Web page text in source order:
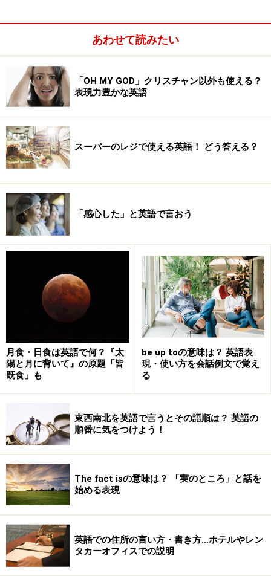
あわせて読みたい
「OH MY GOD」クリスチャン以外も使える？
表現力豊かな英語
スーパーのレジで使える英語！ どう答える？
「感心した」と英語で言おう
月食・日食は英語で何？『太
陽と月に背いて』の原題「皆
既食」も
be up toの意味は？ 英語表
現・使い方を会話例文で覚え
る
東西南北を英語で言うとその語順は？ 英語の
順番に気をつけよう！
The fact isの意味は？ 「実のところ」と話を
始める表現
英語での住所の言い方・書き方…ホテルやレン
タカーオフィスでの説明